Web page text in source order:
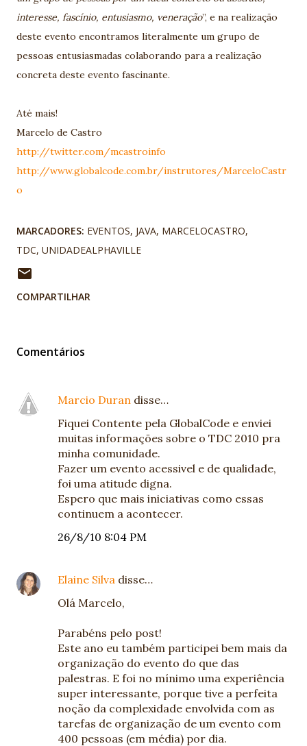
interesse, fascínio, entusiasmo, veneração”, e na realização
deste evento encontramos literalmente um grupo de
pessoas entusiasmadas colaborando para a realização
concreta deste evento fascinante.
Até mais!
Marcelo de Castro
http://twitter.com/mcastroinfo
http://www.globalcode.com.br/instrutores/MarceloCastr
o
MARCADORES: EVENTOS JAVA MARCELOCASTRO
TDC UNIDADEALPHAVILLE
COMPARTILHAR
Comentários
Marcio Duran disse…
Fiquei Contente pela GlobalCode e enviei
muitas informações sobre o TDC 2010 pra
minha comunidade.
Fazer um evento acessivel e de qualidade,
foi uma atitude digna.
Espero que mais iniciativas como essas
continuem a acontecer.
26/8/10 8:04 PM
Elaine Silva disse…
Olá Marcelo,
Parabéns pelo post!
Este ano eu também participei bem mais da
organização do evento do que das
palestras. E foi no mínimo uma experiência
super interessante, porque tive a perfeita
noção da complexidade envolvida com as
tarefas de organização de um evento com
400 pessoas (em média) por dia.